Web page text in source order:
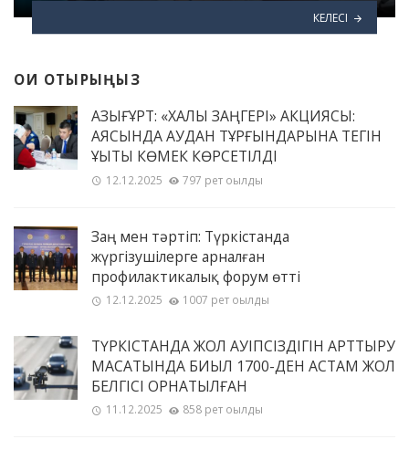
КЕЛЕСІ
ОҚИ ОТЫРЫҢЫЗ
ҚАЗЫҒҰРТ: «ХАЛЫҚ ЗАҢГЕРІ» АКЦИЯСЫ:
АЯСЫНДА АУДАН ТҰРҒЫНДАРЫНА ТЕГІН
ҚҰҚЫҚТЫҚ КӨМЕК КӨРСЕТІЛДІ
12.12.2025 797 рет оқылды
Заң мен тәртіп: Түркістанда
жүргізушілерге арналған
профилактикалық форум өтті
12.12.2025 1007 рет оқылды
ТҮРКІСТАНДА ЖОЛ ҚАУІПСІЗДІГІН АРТТЫРУ
МАҚСАТЫНДА БИЫЛ 1700-ДЕН АСТАМ ЖОЛ
БЕЛГІСІ ОРНАТЫЛҒАН
11.12.2025 858 рет оқылды